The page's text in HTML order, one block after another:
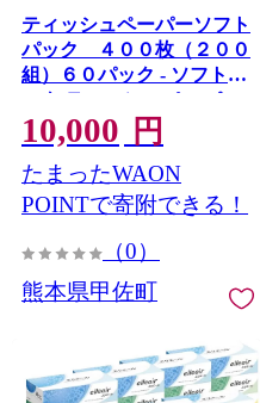
ティッシュペーパーソフト
パック ４００枚（２００
組）６０パック - ソフトパ
ック ティッシュ ペーパー
箱無し 60箱 生活用品 雑貨
日用品 必需品 紙 常備品 ま
とめ買い 備蓄 防災 ストッ
ク 熊本県 甲佐町【ZC】
10,000 円
たまったWAON
POINTで寄附できる！
（0）
熊本県甲佐町